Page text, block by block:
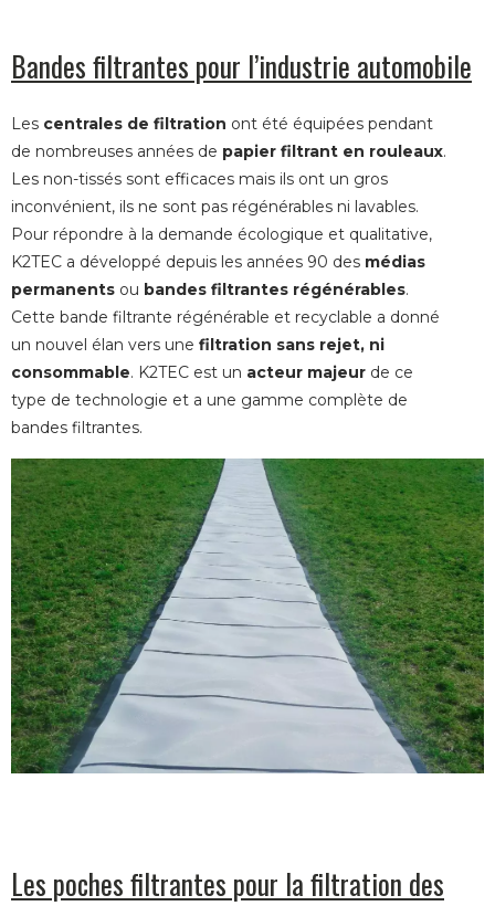
Bandes filtrantes pour l’industrie automobile
Les centrales de filtration ont été équipées pendant
de nombreuses années de papier filtrant en rouleaux.
Les non-tissés sont efficaces mais ils ont un gros
inconvénient, ils ne sont pas régénérables ni lavables.
Pour répondre à la demande écologique et qualitative,
K2TEC a développé depuis les années 90 des médias
permanents ou bandes filtrantes régénérables.
Cette bande filtrante régénérable et recyclable a donné
un nouvel élan vers une filtration sans rejet, ni
consommable. K2TEC est un acteur majeur de ce
type de technologie et a une gamme complète de
bandes filtrantes.
Les poches filtrantes pour la filtration des